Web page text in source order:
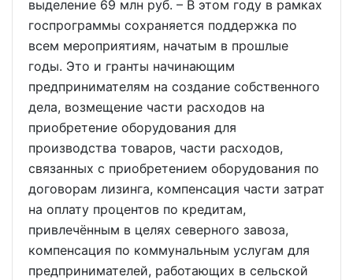
выделение 69 млн руб. – В этом году в рамках
госпрограммы сохраняется поддержка по
всем мероприятиям, начатым в прошлые
годы. Это и гранты начинающим
предпринимателям на создание собственного
дела, возмещение части расходов на
приобретение оборудования для
производства товаров, части расходов,
связанных с приобретением оборудования по
договорам лизинга, компенсация части затрат
на оплату процентов по кредитам,
привлечённым в целях северного завоза,
компенсация по коммунальным услугам для
предпринимателей, работающих в сельской